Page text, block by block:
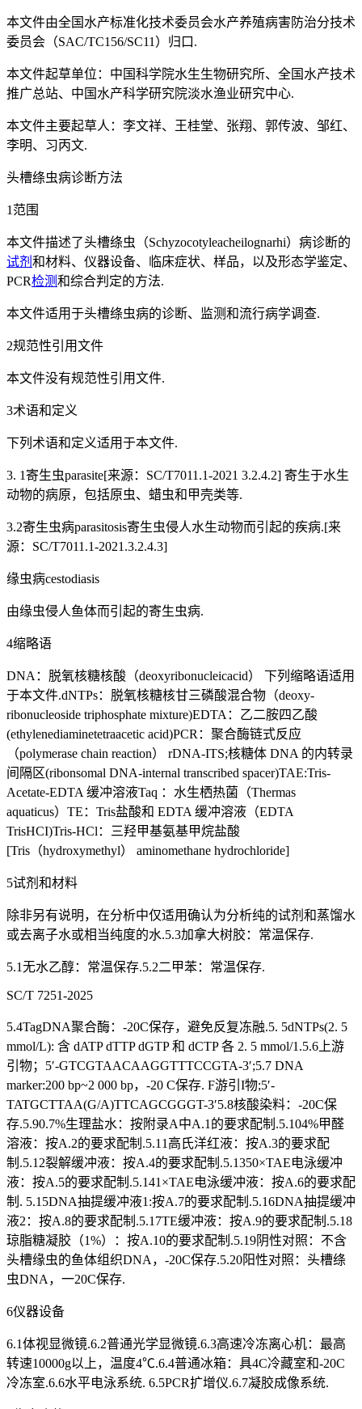
本文件由全国水产标准化技术委员会水产养殖病害防治分技术
委员会（SAC/TC156/SC11）归口.
本文件起草单位：中国科学院水生生物研究所、全国水产技术
推广总站、中国水产科学研究院淡水渔业研究中心.
本文件主要起草人：李文祥、王桂堂、张翔、郭传波、邹红、
李明、习丙文.
头槽绦虫病诊断方法
1范围
本文件描述了头槽绦虫（Schyzocotyleacheilognarhi）病诊断的
试剂 和材料、仪器设备、临床症状、样品，以及形态学鉴定、
PCR检测和综合判定的方法.
本文件适用于头槽绦虫病的诊断、监测和流行病学调查.
2规范性引用文件
本文件没有规范性引用文件.
3术语和定义
下列术语和定义适用于本文件.
3. 1寄生虫parasite[来源：SC/T7011.1-2021 3.2.4.2] 寄生于水生
动物的病原，包括原虫、蜡虫和甲壳类等.
3.2寄生虫病parasitosis寄生虫侵人水生动物而引起的疾病.[来
源：SC/T7011.1-2021.3.2.4.3]
缘虫病cestodiasis
由缘虫侵人鱼体而引起的寄生虫病.
4缩略语
DNA：脱氧核糖核酸（deoxyribonucleicacid） 下列缩略语适用
于本文件.dNTPs：脱氧核糖核甘三磷酸混合物（deoxy-
ribonucleoside triphosphate mixture)EDTA：乙二胺四乙酸
(ethylenediaminetetraacetic acid)PCR：聚合酶链式反应
（polymerase chain reaction） rDNA-ITS;核糖体 DNA 的内转录
间隔区(ribonsomal DNA-internal transcribed spacer)TAE:Tris-
Acetate-EDTA 缓冲溶液Taq ：水生栖热菌（Thermas
aquaticus）TE：Tris盐酸和 EDTA 缓冲溶液（EDTA
TrisHCI)Tris-HCl：三羟甲基氨基甲烷盐酸
[Tris（hydroxymethyl） aminomethane hydrochloride]
5试剂和材料
除非另有说明，在分析中仅适用确认为分析纯的试剂和蒸馏水
或去离子水或相当纯度的水.5.3加拿大树胶：常温保存.
5.1无水乙醇：常温保存.5.2二甲苯：常温保存.
SC/T 7251-2025
5.4TagDNA聚合酶：-20C保存，避免反复冻融.5. 5dNTPs(2. 5
mmol/L): 含 dATP dTTP dGTP 和 dCTP 各 2. 5 mmol/1.5.6上游
引物；5′-GTCGTAACAAGGTTTCCGTA-3′;5.7 DNA
marker:200 bp~2 000 bp，-20 C保存. F游引I物;5′-
TATGCTTAA(G/A)TTCAGCGGGT-3′5.8核酸染料：-20C保
存.5.90.7%生理盐水：按附录A中A.1的要求配制.5.104%甲醛
溶液：按A.2的要求配制.5.11高氏洋红液：按A.3的要求配
制.5.12裂解缓冲液：按A.4的要求配制.5.1350×TAE电泳缓冲
液：按A.5的要求配制.5.141×TAE电泳缓冲液：按A.6的要求配
制. 5.15DNA抽提缓冲液1:按A.7的要求配制.5.16DNA抽提缓冲
液2：按A.8的要求配制.5.17TE缓冲液：按A.9的要求配制.5.18
琼脂糖凝胶（1%）：按A.10的要求配制.5.19阴性对照：不含
头槽缘虫的鱼体组织DNA，-20C保存.5.20阳性对照：头槽绦
虫DNA，一20C保存.
6仪器设备
6.1体视显微镜.6.2普通光学显微镜.6.3高速冷冻离心机：最高
转速10000g以上，温度4℃.6.4普通冰箱：具4C冷藏室和-20C
冷冻室.6.6水平电泳系统. 6.5PCR扩增仪.6.7凝胶成像系统.